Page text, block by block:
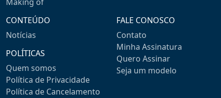
CONTEÚDO
Notícias
POLÍTICAS
Quem somos
Política de Privacidade
Política de Cancelamento
FALE CONOSCO
Contato
Minha Assinatura
Quero Assinar
Seja um modelo